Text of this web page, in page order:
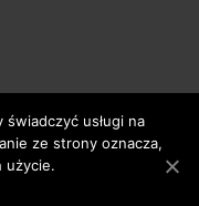
Ogrody
usługi na
ze strony oznacza,
użycie.